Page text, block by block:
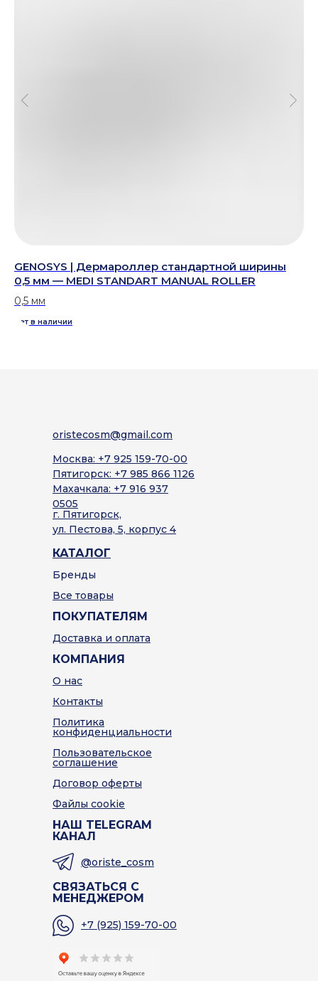
GENOSYS | Дермароллер стандартной ширины
0,5 мм — MEDI STANDART MANUAL ROLLER
0,5 мм
Нет в наличии
@oriste_cosm
+7 (925) 159-70-00
ПОКУПАТЕЛЯМ
Доставка и оплата
КАТАЛОГ
Бренды
Все товары
oristecosm@gmail.com
Москва: +7 925 159-70-00
Пятигорск: +7 985 866 1126
Махачкала: +7 916 937
0505
г. Пятигорск,
ул. Пестова, 5, корпус 4
НАШ TELEGRAM
КАНАЛ
Пользовательское
соглашение
Договор оферты
Политика
конфиденциальности
КОМПАНИЯ
О нас
Контакты
Файлы cookie
СВЯЗАТЬСЯ С
МЕНЕДЖЕРОМ